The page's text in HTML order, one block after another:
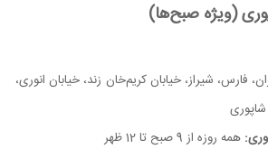
فارس، شیراز، خیابان کریم‌خان زند، خیابان انوری،
همه روزه از 9 صبح تا 12 ظهر